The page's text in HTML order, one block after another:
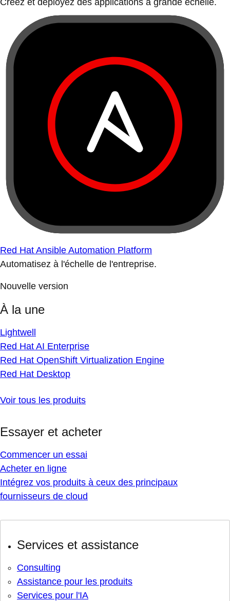
Créez et déployez des applications à grande échelle.
Red Hat Ansible Automation Platform
Automatisez à l'échelle de l'entreprise.
Nouvelle version
À la une
Lightwell
Red Hat AI Enterprise
Red Hat OpenShift Virtualization Engine
Red Hat Desktop
Voir tous les produits
Essayer et acheter
Commencer un essai
Acheter en ligne
Intégrez vos produits à ceux des principaux
fournisseurs de cloud
Services et assistance
Consulting
Assistance pour les produits
Services pour l'IA